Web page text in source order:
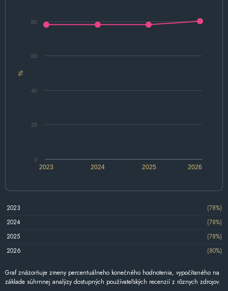
%
2024 2026
2023 2025
0
20
40
60
80
2023
(78%)
2024
(78%)
2025
(78%)
2026
(80%)
Graf znázorňuje zmeny percentuálneho konečného hodnotenia, vypočítaného na
základe súhrnnej analýzy dostupných používateľských recenzií z rôznych zdrojov.